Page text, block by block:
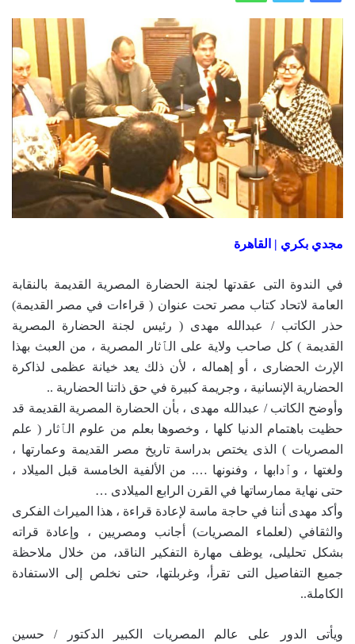
مجدي بكري | القاهرة
في الندوة التى عقدتها لجنة الحضارة المصرية القديمة بالنقابة
العامة لاتحاد كتاب مصر تحت عنوان ( قراءات في مصر القديمة)
حذر الكاتب / عبدالله مهدى ( رئيس لجنة الحضارة المصرية
القديمة ) كل صاحب ولاية على الٱثار المصرية ، من العبث بهذا
الإرث الحضارى ، أو إهماله ، لأن ذلك يعد خيانة عظمى لذاكرة
الحضارية الإنسانية ، وجريمة كبيرة في حق ذاتنا الحضارية ..
وأوضح الكاتب / عبدالله مهدى ، بأن الحضارة المصرية القديمة قد
حظيت باهتمام الدنيا كلها ، وخصوها بعلم من علوم الٱثار ( علم
المصريات ) الذى يختص بدراسة تاريخ مصر القديمة وعمارتها ،
ولغتها ، وٱدابها ، وفنونها …. من الألفية الخامسة قبل الميلاد ،
حتى نهاية ممارساتها في القرن الرابع الميلادى …
وأكد مهدى أننا في حاجة ماسة لإعادة قراءة ، هذا الميراث الفكرى
والثقافي (لعلماء المصريات) أجانب ومصريين ، وإعادة قراته
بشكل تحليلى، يوظف مهارة التفكير الناقد، من خلال ملاحظة
جميع التفاصيل التى تقرأ، وغربلتها، حتى نخلص إلى الاستفادة
الكاملة..
ويأتى الدور على عالم المصريات الكبير الدكتور / حسين